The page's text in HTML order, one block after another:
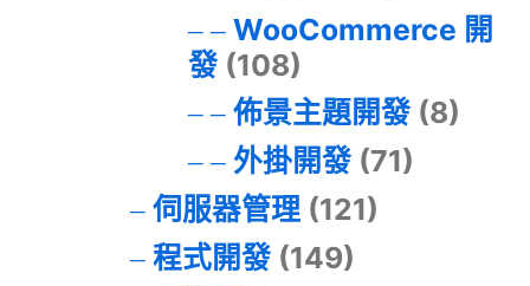
WooCommerce 開
發(108)
佈景主題開發(8)
外掛開發(71)
伺服器管理(121)
程式開發(149)